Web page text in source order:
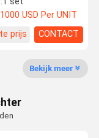
Nieuws
Diesel vorklift 3T te
1000 USD Per UNIT
prijs
CONTACT
Bekijk meer